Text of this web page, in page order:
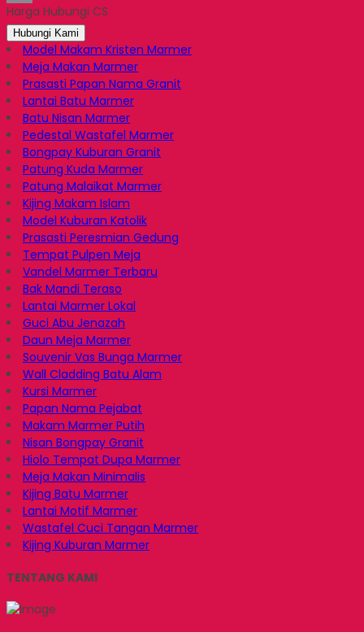
Email
Harga Hubungi CS
Hubungi Kami
Model Makam Kristen Marmer
Meja Makan Marmer
Prasasti Papan Nama Granit
Lantai Batu Marmer
Batu Nisan Marmer
Pedestal Wastafel Marmer
Bongpay Kuburan Granit
Patung Kuda Marmer
Patung Malaikat Marmer
Kijing Makam Islam
Model Kuburan Katolik
Prasasti Peresmian Gedung
Tempat Pulpen Meja
Vandel Marmer Terbaru
Bak Mandi Teraso
Lantai Marmer Lokal
Guci Abu Jenazah
Daun Meja Marmer
Souvenir Vas Bunga Marmer
Wall Cladding Batu Alam
Kursi Marmer
Papan Nama Pejabat
Makam Marmer Putih
Nisan Bongpay Granit
Hiolo Tempat Dupa Marmer
Meja Makan Minimalis
Kijing Batu Marmer
Lantai Motif Marmer
Wastafel Cuci Tangan Marmer
Kijing Kuburan Marmer
TENTANG KAMI